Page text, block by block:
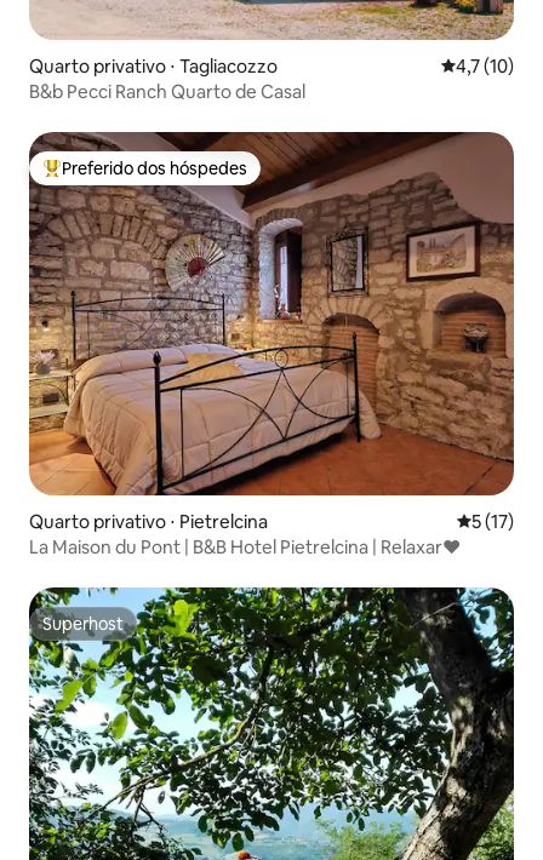
Quarto privativo ⋅ Tagliacozzo 4,7 de uma
4,7 (10)
B&b Pecci Ranch Quarto de Casal
Entre os melhores preferidos dos hóspedes
Preferido dos hóspedes
Quarto privativo ⋅ Pietrelcina 5 de uma
5 (17)
La Maison du Pont | B&B Hotel Pietrelcina | Relaxar❤️
Superhost
Superhost